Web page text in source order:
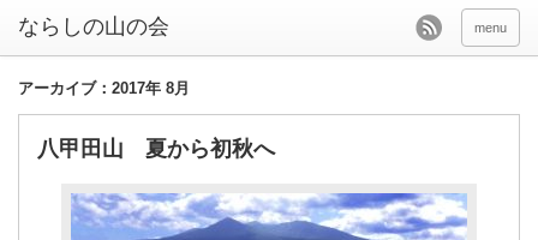
menu
アーカイブ：2017年 8月
八甲田山 夏から初秋へ